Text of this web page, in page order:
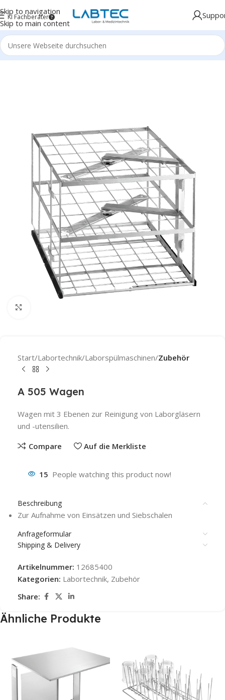
Skip to navigation
Skip to main content
KI Fachberater
Start Labortechnik Laborspülmaschinen Zubehör
A 505 Wagen
Wagen mit 3 Ebenen zur Reinigung von Laborgläsern
und -utensilien.
Compare
Auf die Merkliste
15 People watching this product now!
Beschreibung
Zur Aufnahme von Einsätzen und Siebschalen
Anfrageformular
Shipping & Delivery
Artikelnummer: 12685400
Kategorien: Labortechnik, Zubehör
Share:
Ähnliche Produkte